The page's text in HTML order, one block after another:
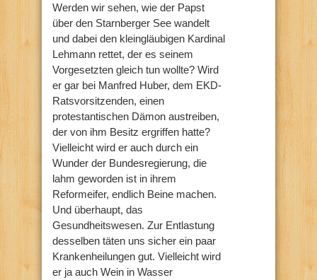
Werden wir sehen, wie der Papst
über den Starnberger See wandelt
und dabei den kleingläubigen Kardinal
Lehmann rettet, der es seinem
Vorgesetzten gleich tun wollte? Wird
er gar bei Manfred Huber, dem EKD-
Ratsvorsitzenden, einen
protestantischen Dämon austreiben,
der von ihm Besitz ergriffen hatte?
Vielleicht wird er auch durch ein
Wunder der Bundesregierung, die
lahm geworden ist in ihrem
Reformeifer, endlich Beine machen.
Und überhaupt, das
Gesundheitswesen. Zur Entlastung
desselben täten uns sicher ein paar
Krankenheilungen gut. Vielleicht wird
er ja auch Wein in Wasser